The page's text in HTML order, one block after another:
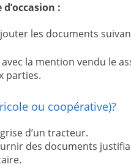
:
les documents
la mention vendu le
parties.
ou coopérative)?
d’un tracteur.
des documents